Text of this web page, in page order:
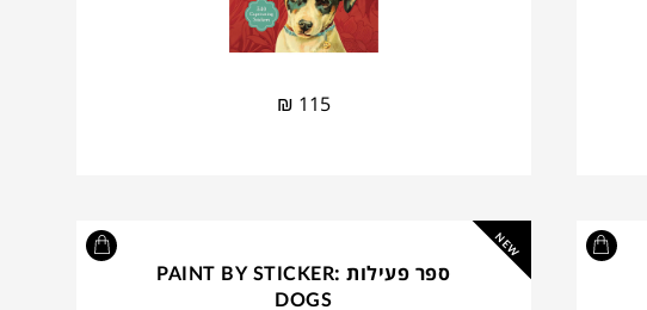
₪ 115
NEW
ספר פעילות PAINT BY STICKER:
DOGS